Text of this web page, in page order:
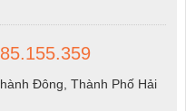
Đông, Thành Phố Hải